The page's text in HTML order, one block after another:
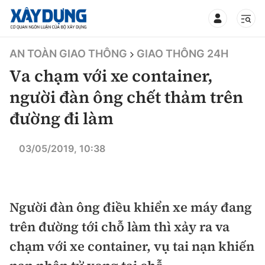
TIN BỘ XÂY DỰNG
CHUYÊN MỤC
Mới nhất
Chính trị
Xã hội
Xây dựng
Chỉ đạo điều hành
Giao thông
AN TOÀN GIAO THÔNG GIAO THÔNG 24H
Va chạm với xe container,
người đàn ông chết thảm trên
đường đi làm
03/05/2019, 10:38
Người đàn ông điều khiển xe máy đang
trên đường tới chỗ làm thì xảy ra va
chạm với xe container, vụ tai nạn khiến